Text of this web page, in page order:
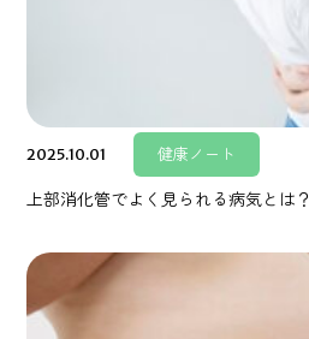
2025.10.01 健康ノート
上部消化管でよく見られる病気とは？